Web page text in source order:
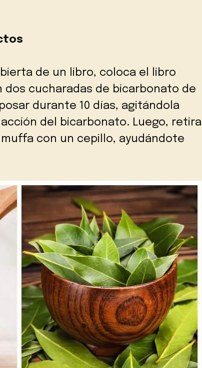
de un libro, coloca el libro
cucharadas de bicarbonato de
durante 10 días, agitándola
del bicarbonato. Luego, retira
con un cepillo, ayudándote